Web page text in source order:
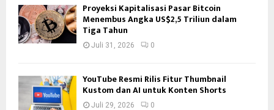
Proyeksi Kapitalisasi Pasar Bitcoin
Menembus Angka US$2,5 Triliun dalam
Tiga Tahun
Juli 31, 2026 0
YouTube Resmi Rilis Fitur Thumbnail
Kustom dan AI untuk Konten Shorts
Juli 29, 2026 0